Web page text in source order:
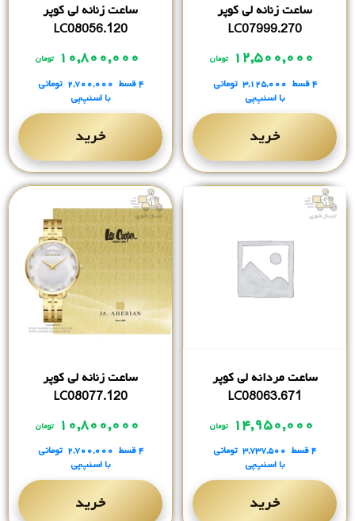
ساعت زنانه لی کوپر
LC07999.270
۱۲,۵۰۰,۰۰۰ تومان
۴ قسط ۳,۱۲۵,۰۰۰ تومانی
با اسنپ‌پی
خرید
ساعت زنانه لی کوپر
LC08056.120
۱۰,۸۰۰,۰۰۰ تومان
۴ قسط ۲,۷۰۰,۰۰۰ تومانی
با اسنپ‌پی
خرید
ساعت مردانه لی کوپر
LC08063.671
۱۴,۹۵۰,۰۰۰ تومان
۴ قسط ۳,۷۳۷,۵۰۰ تومانی
با اسنپ‌پی
خرید
ساعت زنانه لی کوپر
LC08077.120
۱۰,۸۰۰,۰۰۰ تومان
۴ قسط ۲,۷۰۰,۰۰۰ تومانی
با اسنپ‌پی
خرید